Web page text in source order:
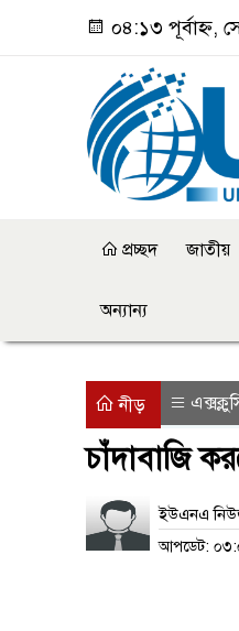
০৪:১৩ পূর্বাহ্ন,
প্রচ্ছদ জাতীয়
অন্যান্য
নীড়
চাঁদাবাজি
ইউএনএ
আপডেট: